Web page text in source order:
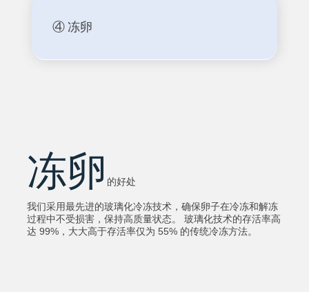
冻卵 的好处
我们采用最先进的玻璃化冷冻技术，确保卵子在冷冻和解冻
过程中不受损害，保持高质量状态。 玻璃化技术的存活率高
达 99%，大大高于存活率仅为 55% 的传统冷冻方法。
④ 冻卵